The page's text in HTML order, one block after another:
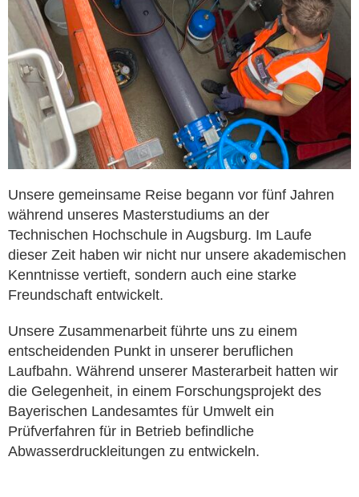
Unsere gemeinsame Reise begann vor fünf Jahren
während unseres Masterstudiums an der
Technischen Hochschule in Augsburg. Im Laufe
dieser Zeit haben wir nicht nur unsere akademischen
Kenntnisse vertieft, sondern auch eine starke
Freundschaft entwickelt.
Unsere Zusammenarbeit führte uns zu einem
entscheidenden Punkt in unserer beruflichen
Laufbahn. Während unserer Masterarbeit hatten wir
die Gelegenheit, in einem Forschungsprojekt des
Bayerischen Landesamtes für Umwelt ein
Prüfverfahren für in Betrieb befindliche
Abwasserdruckleitungen zu entwickeln.